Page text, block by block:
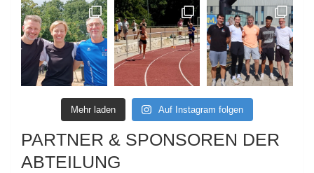
Mehr laden Auf Instagram folgen
PARTNER & SPONSOREN DER
ABTEILUNG